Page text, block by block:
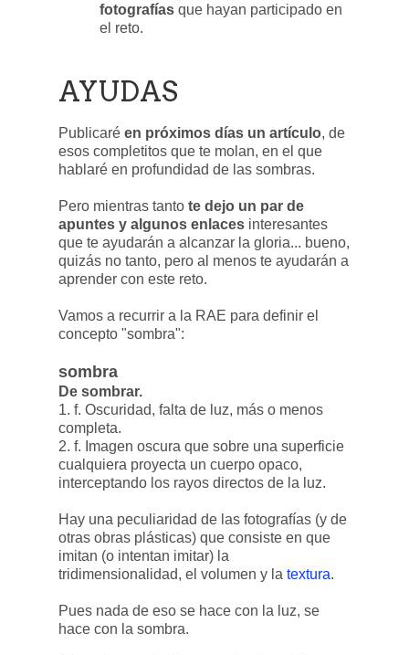
fotografías que hayan participado en
el reto.
AYUDAS
Publicaré en próximos días un artículo, de
esos completitos que te molan, en el que
hablaré en profundidad de las sombras.
Pero mientras tanto te dejo un par de
apuntes y algunos enlaces interesantes
que te ayudarán a alcanzar la gloria... bueno,
quizás no tanto, pero al menos te ayudarán a
aprender con este reto.
Vamos a recurrir a la RAE para definir el
concepto "sombra":
sombra
De sombrar.
1. f. Oscuridad, falta de luz, más o menos
completa.
2. f. Imagen oscura que sobre una superficie
cualquiera proyecta un cuerpo opaco,
interceptando los rayos directos de la luz.
Hay una peculiaridad de las fotografías (y de
otras obras plásticas) que consiste en que
imitan (o intentan imitar) la
tridimensionalidad, el volumen y la textura.
Pues nada de eso se hace con la luz, se
hace con la sombra.